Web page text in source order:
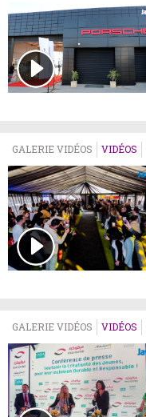
GALERIE VIDÉOS VIDÉOS
GALERIE VIDÉOS VIDÉOS